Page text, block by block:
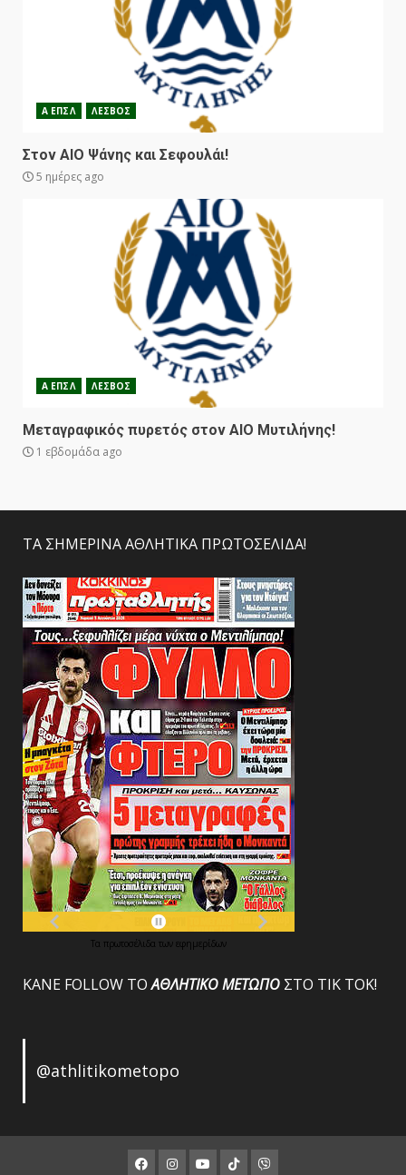
Α ΕΠΣΛ ΛΕΣΒΟΣ
Στον ΑΙΟ Ψάνης και Σεφουλάι!
5 ημέρες ago
Α ΕΠΣΛ ΛΕΣΒΟΣ
Μεταγραφικός πυρετός στον ΑΙΟ Μυτιλήνης!
1 εβδομάδα ago
ΤΑ ΣΗΜΕΡΙΝΑ ΑΘΛΗΤΙΚΑ ΠΡΩΤΟΣΕΛΙΔΑ!
Τα πρωτοσέλιδα των εφημερίδων
ΚΑΝΕ FOLLOW ΤΟΑΘΛΗΤΙΚΟΜΕΤΩΠΟ ΣΤΟ ΤΙΚ ΤΟΚ!
@athlitikometopo
Facebook
Instagram
Youtube
ΤΙΚ Viber